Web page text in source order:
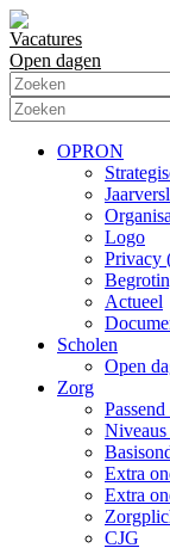
Vacatures
Open dagen
OPRON
Logo
Privacy
Actueel
Scholen
Open
Zorg
Niveaus
Extra
Extra
CJG